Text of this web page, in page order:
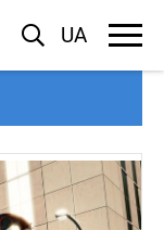
UA